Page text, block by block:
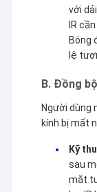
với
IR
Bóng
lệ
B. Đồng
Người dùng
kính bị mất
Kỹ
sau
mắt